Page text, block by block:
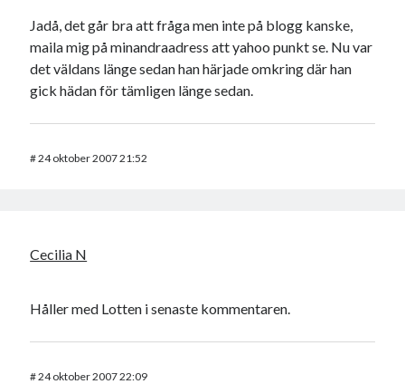
Jadå, det går bra att fråga men inte på blogg kanske,
maila mig på minandraadress att yahoo punkt se. Nu var
det väldans länge sedan han härjade omkring där han
gick hädan för tämligen länge sedan.
#24 oktober 2007 21:52
Cecilia N
Håller med Lotten i senaste kommentaren.
#24 oktober 2007 22:09